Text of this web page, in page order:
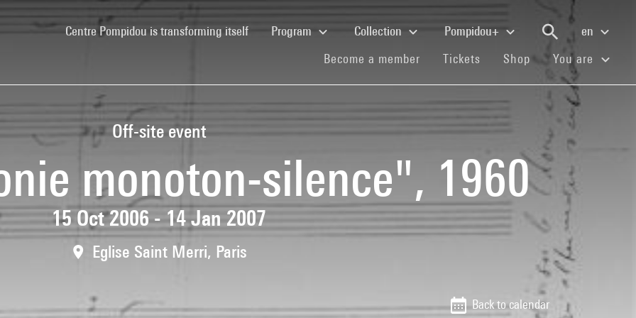
Centre Pompidou is transforming itself(current)Program Collection Pompidou+
en
Become a member (current)
Tickets (current)
Shop (current)
You are
Off-site event
monoton-silence", 1960
15 Oct 2006 - 14 Jan 2007
Eglise Saint Merri, Paris
Back to calendar